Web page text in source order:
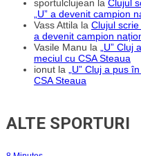
sportulclujean la Clujul
„U” a devenit campion
Vass Attila la Clujul
a devenit campion
Vasile Manu la
„U”
meciul cu CSA Steaua
ionut la
„U” Cluj a pus
CSA Steaua
ALTE SPORTURI